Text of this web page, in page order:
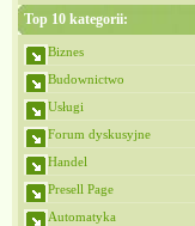
Top 10 kategorii:
Biznes
Budownictwo
Usługi
Forum dyskusyjne
Handel
Presell Page
Automatyka